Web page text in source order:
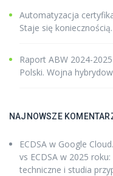
Automatyzacja
Staje się koniecznością.
Raport ABW 2024-
Polski. Wojna
NAJNOWSZE
ECDSA w Google
vs ECDSA w 2025
techniczne i studia